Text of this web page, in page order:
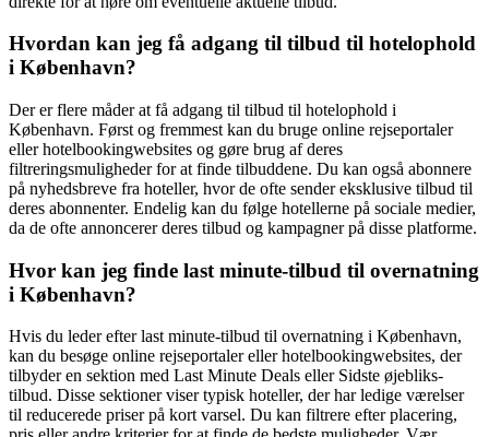
Hvordan kan jeg få adgang til tilbud til hotelophold
i København?
Der er flere måder at få adgang til tilbud til hotelophold i
København. Først og fremmest kan du bruge online rejseportaler
eller hotelbookingwebsites og gøre brug af deres
filtreringsmuligheder for at finde tilbuddene. Du kan også abonnere
på nyhedsbreve fra hoteller, hvor de ofte sender eksklusive tilbud til
deres abonnenter. Endelig kan du følge hotellerne på sociale medier,
da de ofte annoncerer deres tilbud og kampagner på disse platforme.
Hvor kan jeg finde last minute-tilbud til overnatning
i København?
Hvis du leder efter last minute-tilbud til overnatning i København,
kan du besøge online rejseportaler eller hotelbookingwebsites, der
tilbyder en sektion med Last Minute Deals eller Sidste øjebliks-
tilbud. Disse sektioner viser typisk hoteller, der har ledige værelser
til reducerede priser på kort varsel. Du kan filtrere efter placering,